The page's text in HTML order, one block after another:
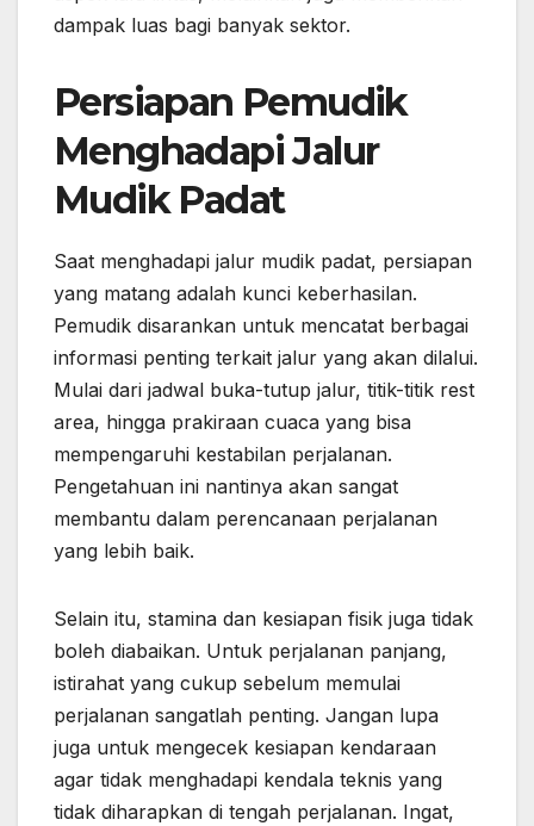
dampak luas bagi banyak sektor.
Persiapan Pemudik
Menghadapi Jalur
Mudik Padat
Saat menghadapi jalur mudik padat, persiapan
yang matang adalah kunci keberhasilan.
Pemudik disarankan untuk mencatat berbagai
informasi penting terkait jalur yang akan dilalui.
Mulai dari jadwal buka-tutup jalur, titik-titik rest
area, hingga prakiraan cuaca yang bisa
mempengaruhi kestabilan perjalanan.
Pengetahuan ini nantinya akan sangat
membantu dalam perencanaan perjalanan
yang lebih baik.
Selain itu, stamina dan kesiapan fisik juga tidak
boleh diabaikan. Untuk perjalanan panjang,
istirahat yang cukup sebelum memulai
perjalanan sangatlah penting. Jangan lupa
juga untuk mengecek kesiapan kendaraan
agar tidak menghadapi kendala teknis yang
tidak diharapkan di tengah perjalanan. Ingat,